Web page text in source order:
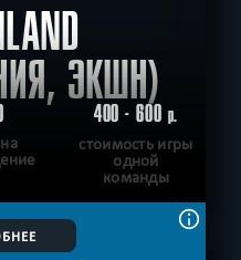
ЭКШН)
400 - 600 р.
стоимость игры
одной
команды